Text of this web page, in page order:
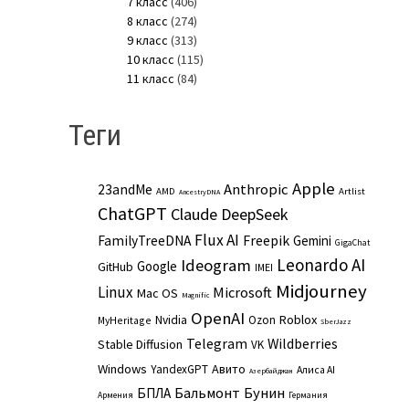
8 класс (274)
9 класс (313)
10 класс (115)
11 класс (84)
Теги
23andMe AMD AncestryDNA Anthropic Apple Artlist
ChatGPT Claude DeepSeek
FamilyTreeDNA Flux AI Freepik Gemini GigaChat
GitHub Google Ideogram IMEI Leonardo AI
Linux Mac OS Magnific Microsoft Midjourney
MyHeritage Nvidia OpenAI Ozon Roblox SberJazz
Stable Diffusion Telegram VK Wildberries
Windows YandexGPT Авито Азербайджан Алиса AI
Армения БПЛА Бальмонт Бунин Германия